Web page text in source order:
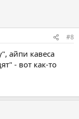
#8
айпи кавеса
- вот как-то